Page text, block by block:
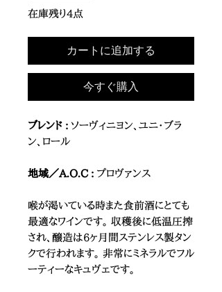
在庫残り4点
カートに追加する
今すぐ購入
ブレンド : ソーヴィニヨン、ユニ・ブラ
ン、ロール
地域／A.O.C : プロヴァンス
喉が渇いている時また食前酒にとても
最適なワインです。 収穫後に低温圧搾
され、醸造は6ヶ月間ステンレス製タン
クで行われます。 非常にミネラルでフル
ーティーなキュヴェです。